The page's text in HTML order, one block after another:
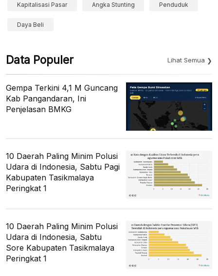
Kapitalisasi Pasar Angka Stunting Penduduk
Daya Beli
Data Populer Lihat Semua
Gempa Terkini 4,1 M Guncang
Kab Pangandaran, Ini
Penjelasan BMKG
10 Daerah Paling Minim Polusi
Udara di Indonesia, Sabtu Pagi
Kabupaten Tasikmalaya
Peringkat 1
10 Daerah Paling Minim Polusi
Udara di Indonesia, Sabtu
Sore Kabupaten Tasikmalaya
Peringkat 1